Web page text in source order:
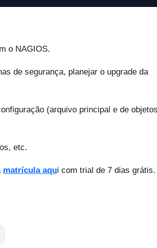
o NAGIOS.
de segurança, planejar o upgrade da
(arquivo principal e de
etc.
matrícula aqui com trial de 7 dias grátis.